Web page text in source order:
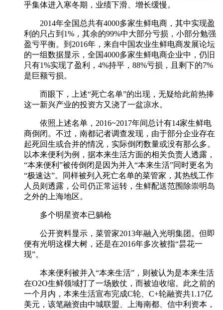
乎集体进入寒冬期，业绩下滑、增长缓慢。
2014年全国总共有4000多家生鲜电商，其中实现盈
利的只占到1%，其余的99%中大部分亏损，小部分勉强
盈亏平衡。到2016年，来自中国农业生鲜电商发展论坛
的一组数据显示，全国4000多家生鲜电商企业中，仍旧
只有1%实现了盈利，4%持平，88%亏损，且剩下的7%
是巨额亏损。
而眼下，上述“死亡名单”的出现，无疑给此前热捧
这一新兴产业的投资方又浇了一盆凉水。
依照上述名单，2016~2017年间总计有14家生鲜电
商倒闭。不过，南都记者调查发现，由于部分企业存在
起死回生或合并的情况，实际倒闭数量或没有那么多。
以本来便利为例，据本来生活方面的相关负责人透露，
“本来便利”被传倒闭是因为并入“本来生活”同时更名为
“极速达”。同样被列入死亡名单的菜管家，其热线工作
人员则透露，公司仍正常运转，生鲜配送范围除崇明岛
之外的上海地区。
多个明星资本已躺枪
公开资料显示，菜管家2013年融入光明集团。但即
便有光明这棵大树，还是在2016年多次被指“昙花一
现”。
本来便利被并入“本来生活”，则被认为是本来生活
在O2O生鲜领域打了一场败仗，而被迫收缩。此之前的
一个月内，本来生活宣布完成C轮、C+轮融资共1.17亿
美元，该笔融资由中城联盟、上海南都、信中利资本，